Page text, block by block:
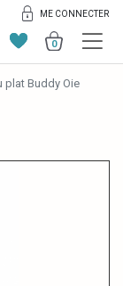
ME CONNECTER
0
plat Buddy Oie